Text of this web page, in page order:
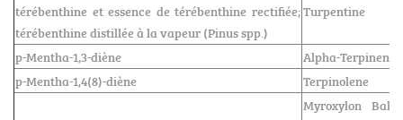
térébenthine et essence de térébenthine rectifiée;
térébenthine distillée à la vapeur (Pinus spp.)
Turpentine
p-Mentha-1,3-diène
Alpha-Terpinene
p-Mentha-1,4(8)-diène
Terpinolene
Myroxylon